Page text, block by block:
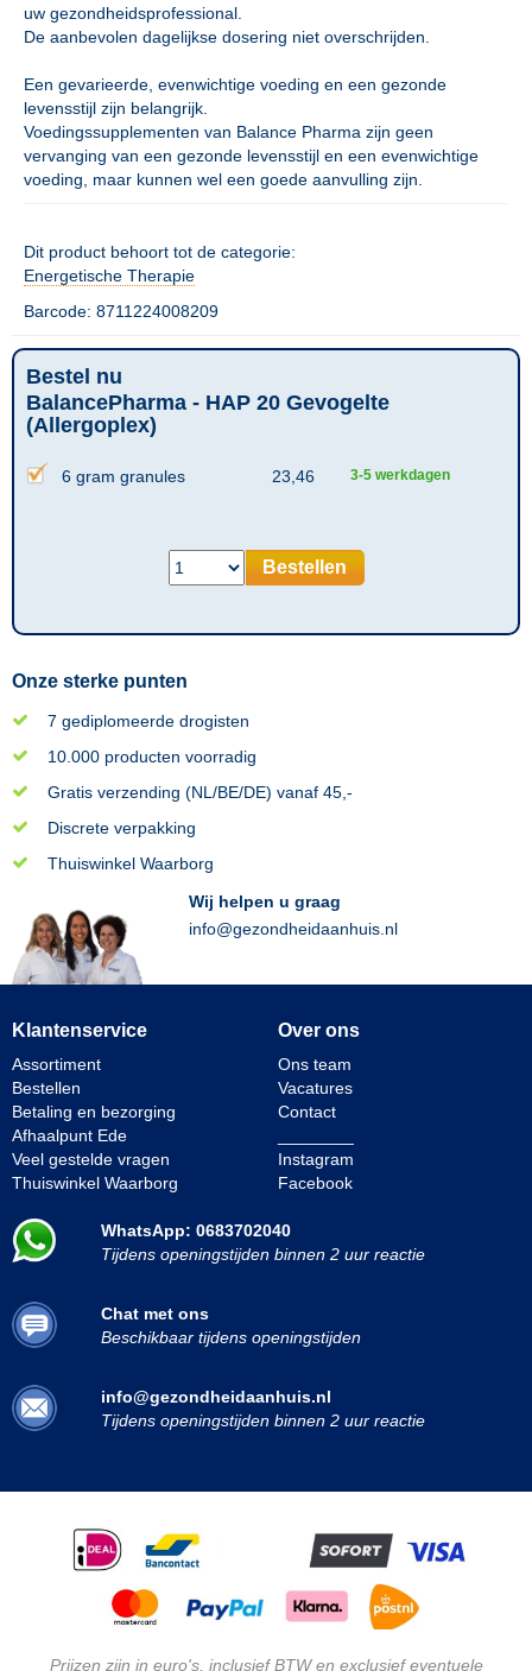
uw gezondheidsprofessional.
De aanbevolen dagelijkse dosering niet overschrijden.
Een gevarieerde, evenwichtige voeding en een gezonde
levensstijl zijn belangrijk.
Voedingssupplementen van Balance Pharma zijn geen
vervanging van een gezonde levensstijl en een evenwichtige
voeding, maar kunnen wel een goede aanvulling zijn.
Dit product behoort tot de categorie:
Energetische Therapie
Barcode: 8711224008209
Bestel nu
BalancePharma - HAP 20 Gevogelte
(Allergoplex)
6 gram granules 23,46 3-5 werkdagen
Bestellen
Onze sterke punten
7 gediplomeerde drogisten
10.000 producten voorradig
Gratis verzending (NL/BE/DE) vanaf 45,-
Discrete verpakking
Thuiswinkel Waarborg
Wij helpen u graag
info@gezondheidaanhuis.nl
Klantenservice
Assortiment
Bestellen
Betaling en bezorging
Afhaalpunt Ede
Veel gestelde vragen
Thuiswinkel Waarborg
Over ons
Ons team
Vacatures
Contact
Instagram
Facebook
WhatsApp: 0683702040
Tijdens openingstijden binnen 2 uur reactie
Chat met ons
Beschikbaar tijdens openingstijden
info@gezondheidaanhuis.nl
Tijdens openingstijden binnen 2 uur reactie
Prijzen zijn in euro's, inclusief BTW en exclusief eventuele